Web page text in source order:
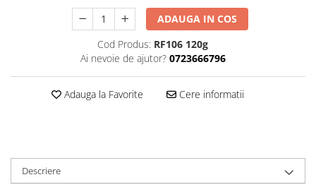
Sauvignon blanc
Cabernet
ADAUGA IN COS
Cod Produs: RF106 120g
Ai nevoie de ajutor? 0723666796
Adauga la Favorite Cere informatii
Descriere